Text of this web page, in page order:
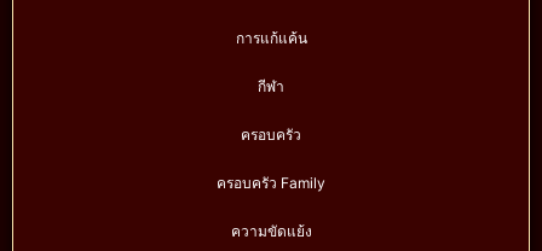
การแก้แค้น
กีฬา
ครอบครัว
ครอบครัว Family
ความขัดแย้ง